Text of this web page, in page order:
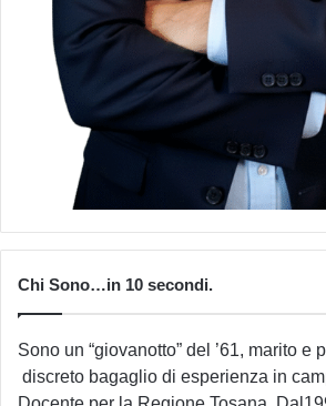
Chi Sono…in 10 secondi.
Sono un “giovanotto” del ’61, marito e
discreto bagaglio di esperienza in